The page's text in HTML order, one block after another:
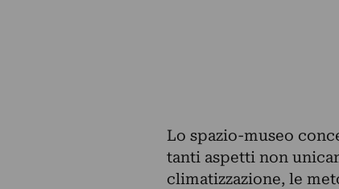
Lo spazio-museo
tanti aspetti non
climatizzazione, le